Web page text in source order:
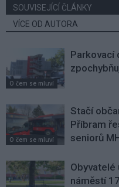
SOUVISEJÍCÍ ČLÁNKY
VÍCE OD AUTORA
O čem se mluví
Parkovací
O čem se mluví
Stačí
Příbram
seniorů
Obyvatelé
náměstí